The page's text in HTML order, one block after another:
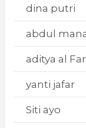
dina putri
abdul
aditya al
yanti jafar
Siti ayo